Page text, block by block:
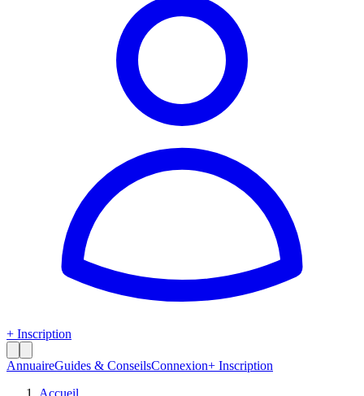
+ Inscription
AnnuaireGuides & ConseilsConnexion+ Inscription
Accueil